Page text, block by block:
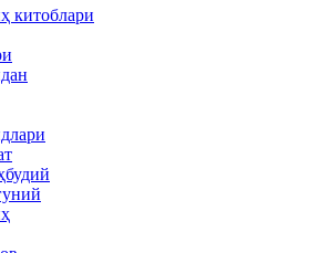
китоблари